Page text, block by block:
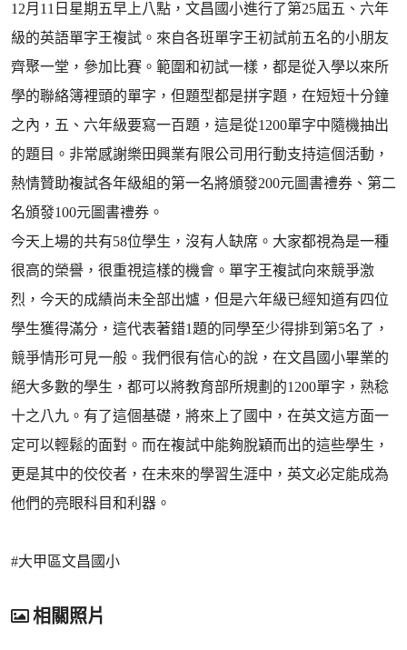
12月11日星期五早上八點，文昌國小進行了第25屆五、六年
級的英語單字王複試。來自各班單字王初試前五名的小朋友
齊聚一堂，參加比賽。範圍和初試一樣，都是從入學以來所
學的聯絡簿裡頭的單字，但題型都是拼字題，在短短十分鐘
之內，五、六年級要寫一百題，這是從1200單字中隨機抽出
的題目。非常感謝樂田興業有限公司用行動支持這個活動，
熱情贊助複試各年級組的第一名將頒發200元圖書禮券、第二
名頒發100元圖書禮券。
今天上場的共有58位學生，沒有人缺席。大家都視為是一種
很高的榮譽，很重視這樣的機會。單字王複試向來競爭激
烈，今天的成績尚未全部出爐，但是六年級已經知道有四位
學生獲得滿分，這代表著錯1題的同學至少得排到第5名了，
競爭情形可見一般。我們很有信心的說，在文昌國小畢業的
絕大多數的學生，都可以將教育部所規劃的1200單字，熟稔
十之八九。有了這個基礎，將來上了國中，在英文這方面一
定可以輕鬆的面對。而在複試中能夠脫穎而出的這些學生，
更是其中的佼佼者，在未來的學習生涯中，英文必定能成為
他們的亮眼科目和利器。
#大甲區文昌國小
相關照片